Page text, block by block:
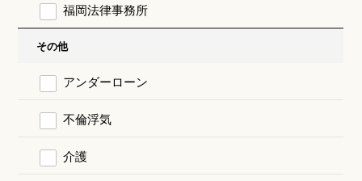
福岡法律事務所
その他
アンダーローン
不倫浮気
介護